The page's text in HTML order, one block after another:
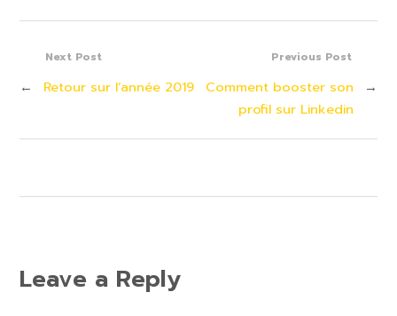
Previous Post
Comment booster son
profil sur Linkedin
→
Next Post
← Retour sur l’année 2019
Leave a Reply